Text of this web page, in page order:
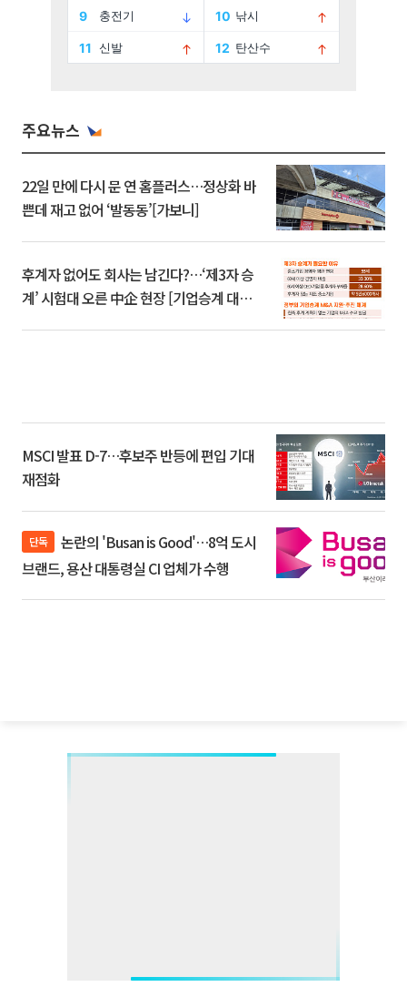
주요뉴스
22일 만에 다시 문 연 홈플러스…정상화 바
쁜데 재고 없어 ‘발동동’[가보니]
후계자 없어도 회사는 남긴다?…‘제3자 승
계’ 시험대 오른 中企 현장 [기업승계 대전
MSCI 발표 D-7…후보주 반등에 편입 기대
재점화
단독
브랜드, 용산 대통령실 CI 업체가 수행